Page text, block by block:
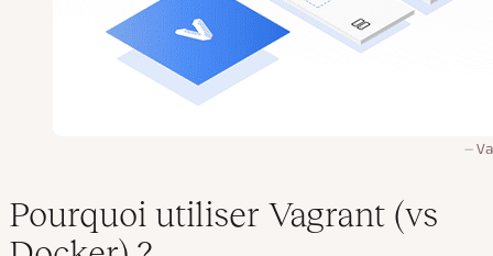
Pourquoi utiliser Vagrant (vs